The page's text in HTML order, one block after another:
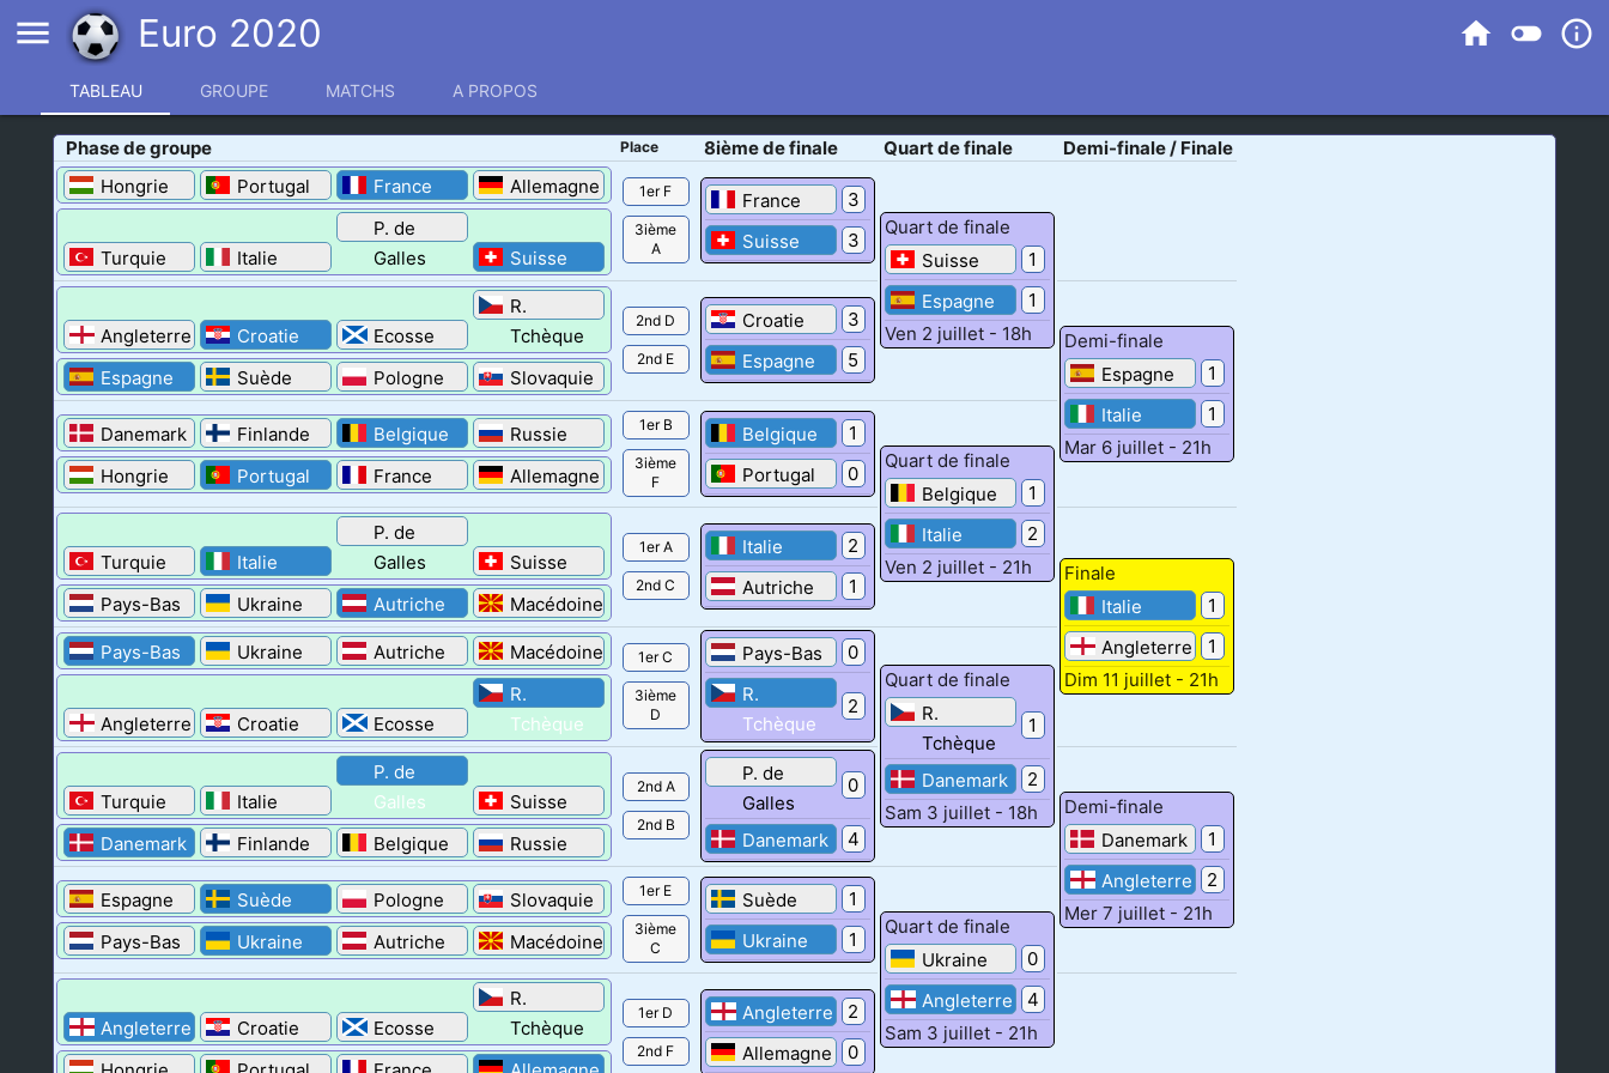
home toggle_off info_outline
menu Euro 2020
TABLEAU GROUPE MATCHS A PROPOS
Phase de groupe Place 8ième de finale Quart de finale
Demi-finale / Finale
Hongrie
Portugal France Allemagne
Turquie Italie
P. de
Galles
Suisse
1er F
3ième
A
France
3
Suisse
3
Quart de finale
Suisse
1
Espagne
1
Ven 2 juillet - 18h
Angleterre Croatie Ecosse
R.
Tchèque
Espagne
Suède Pologne Slovaquie
2nd D
2nd E
Croatie
3
Espagne
5
Demi-finale
Espagne
1
Italie
1
Mar 6 juillet - 21h
Danemark Finlande Belgique
Russie
Hongrie
Portugal France Allemagne
1er B
3ième
F
Belgique
1
Portugal
0
Quart de finale
Belgique
1
Italie
2
Ven 2 juillet - 21h
Turquie Italie
P. de
Galles
Suisse
Pays-Bas
Ukraine Autriche Macédoine
1er A
2nd C
Italie
2
Autriche
1
Finale
Italie
1
Angleterre
1
Dim 11 juillet - 21h
Pays-Bas Ukraine Autriche Macédoine
Angleterre Croatie Ecosse
R.
Tchèque
1er C
3ième
D
Pays-Bas
0
R.
Tchèque
2
Quart de finale
R.
Tchèque
1
Danemark
2
Sam 3 juillet - 18h
Turquie Italie
P. de
Galles
Suisse
Danemark
Finlande Belgique Russie
2nd A
2nd B
P. de
Galles
0
Danemark 4
Demi-finale
Danemark
1
Angleterre
2
Mer 7 juillet - 21h
Espagne Suède Pologne
Slovaquie
Pays-Bas
Ukraine Autriche Macédoine
1er E
3ième
C
Suède
1
Ukraine
1
Quart de finale
Ukraine
0
Angleterre
4
Sam 3 juillet - 21h
Angleterre Croatie Ecosse
R.
Tchèque
1er D
2nd F
Angleterre
2
Allemagne
0